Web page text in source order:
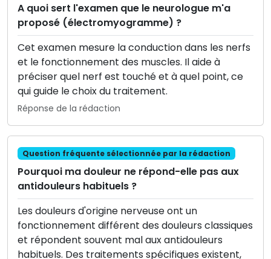
A quoi sert l'examen que le neurologue m'a
proposé (électromyogramme) ?
Cet examen mesure la conduction dans les nerfs
et le fonctionnement des muscles. Il aide à
préciser quel nerf est touché et à quel point, ce
qui guide le choix du traitement.
Réponse de la rédaction
Question fréquente sélectionnée par la rédaction
Pourquoi ma douleur ne répond-elle pas aux
antidouleurs habituels ?
Les douleurs d'origine nerveuse ont un
fonctionnement différent des douleurs classiques
et répondent souvent mal aux antidouleurs
habituels. Des traitements spécifiques existent,